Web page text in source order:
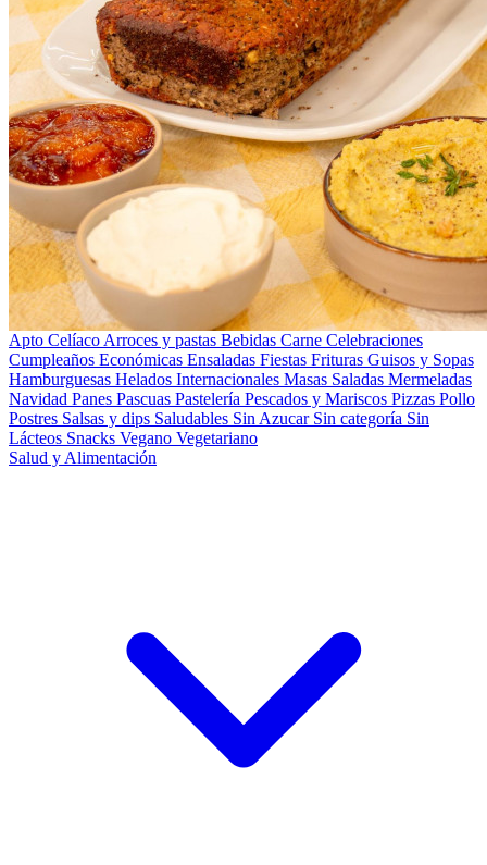
Apto Celíaco Arroces y pastas Bebidas Carne Celebraciones
Cumpleaños Económicas Ensaladas Fiestas Frituras Guisos y Sopas
Hamburguesas Helados Internacionales Masas Saladas Mermeladas
Navidad Panes Pascuas Pastelería Pescados y Mariscos Pizzas Pollo
Postres Salsas y dips Saludables Sin Azucar Sin categoría Sin
Lácteos Snacks Vegano Vegetariano
Salud y Alimentación